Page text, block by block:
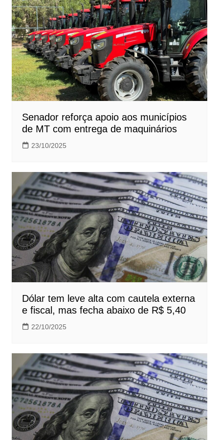
Senador reforça apoio aos municípios
de MT com entrega de maquinários
23/10/2025
Dólar tem leve alta com cautela externa
e fiscal, mas fecha abaixo de R$ 5,40
22/10/2025